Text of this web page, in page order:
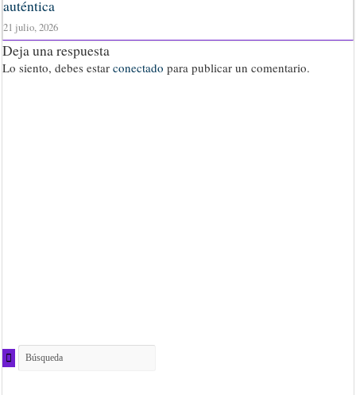
auténtica
21 julio, 2026
Deja una respuesta
Lo siento, debes estarconectado para publicar un comentario.